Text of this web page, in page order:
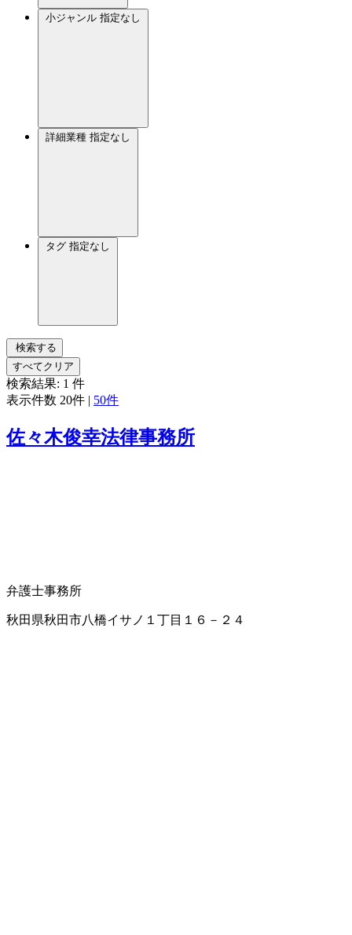
小ジャンル 指定なし
詳細業種 指定なし
タグ 指定なし
検索する
すべてクリア
検索結果: 1 件
表示件数 20件 | 50件
佐々木俊幸法律事務所
弁護士事務所
秋田県秋田市八橋イサノ１丁目１６－２４